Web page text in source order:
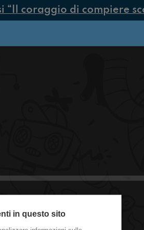
“Il coraggio di compiere
per Halloween
in questo sito